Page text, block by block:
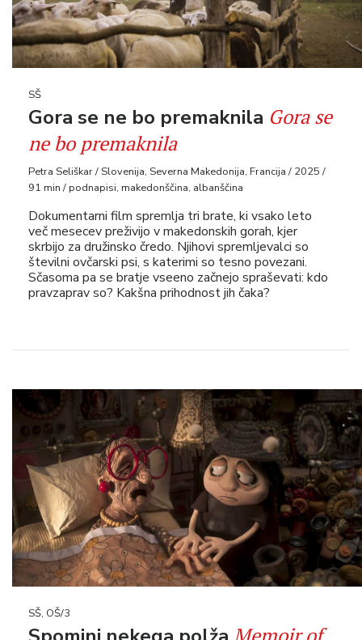
SŠ
Gora se ne bo premaknila Gora se
ne bo premaknila
Petra Seliškar / Slovenija, Severna Makedonija, Francija / 2025 /
91 min / podnapisi, makedonščina, albanščina
Dokumentarni film spremlja tri brate, ki vsako leto
več mesecev preživijo v makedonskih gorah, kjer
skrbijo za družinsko čredo. Njihovi spremljevalci so
številni ovčarski psi, s katerimi so tesno povezani.
Sčasoma pa se bratje vseeno začnejo spraševati: kdo
pravzaprav so? Kakšna prihodnost jih čaka?
SŠ, OŠ/3